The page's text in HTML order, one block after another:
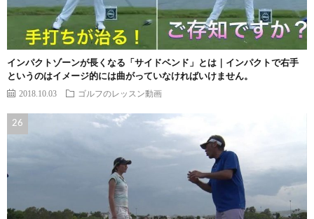
インパクトゾーンが長くなる「サイドベンド」とは｜インパクトで右手
というのはイメージ的には曲がっていなければいけません。
2018.10.03 ゴルフのレッスン動画